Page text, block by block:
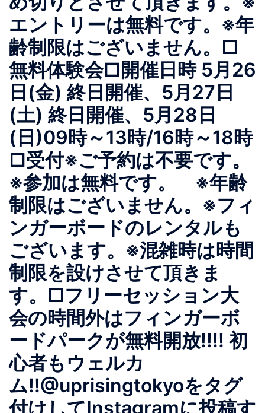
エントリーは無料です。※年
齢制限はございません。□
無料体験会□開催日時 5月26
日(金) 終日開催、5月27日
(土) 終日開催、5月28日
(日)09時～13時/16時～18時
□受付※ご予約は不要です。
※参加は無料です。 ※年齢
制限はございません。※フィ
ンガーボードのレンタルも
ございます。※混雑時は時間
制限を設けさせて頂きま
す。□フリーセッション大
会の時間外はフィンガーボ
ードパークが無料開放!!!! 初
心者もウェルカ
ム!!@uprisingtokyoをタグ
付けしてInstagramに投稿す